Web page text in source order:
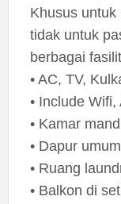
Khusus
tidak untuk
berbagai
• AC, TV,
• Include
• Kamar
• Dapur umum
• Ruang
• Balkon di